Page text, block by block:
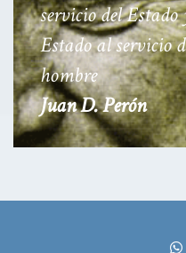
servicio del Estado
Estado al servicio
hombre
Juan D. Perón